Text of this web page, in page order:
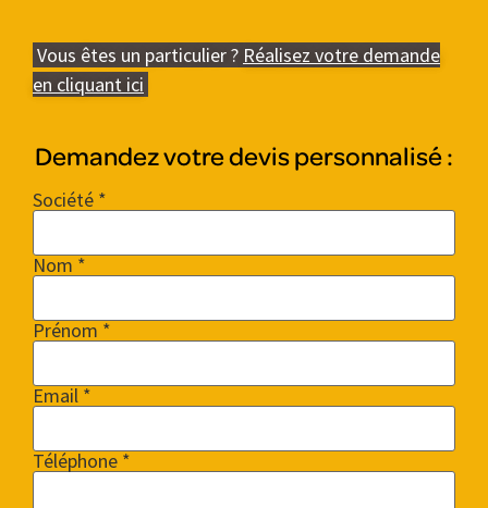
Vous êtes un particulier ? Réalisez votre demande
en cliquant ici
Demandez votre devis personnalisé :
Société *
Nom *
Prénom *
Email *
Téléphone *